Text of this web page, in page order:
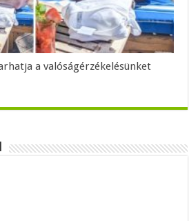
a valóságérzékelésünket